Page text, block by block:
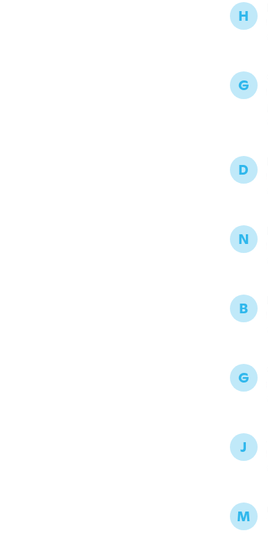
H
G
D
N
B
G
J
M